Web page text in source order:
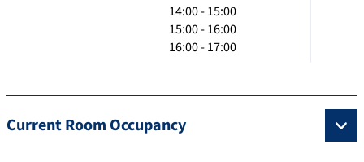
14:00 - 15:00
15:00 - 16:00
16:00 - 17:00
Current Room Occupancy